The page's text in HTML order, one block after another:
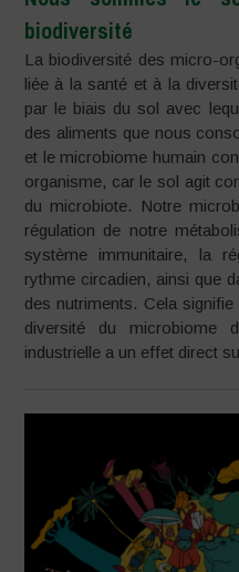
biodiversité
La biodiversité des micro-
liée à la santé et à la
par le biais du sol avec
des aliments que nous
et le microbiome humain
organisme, car le sol agit
du microbiote. Notre
régulation de notre
système immunitaire, la
rythme circadien, ainsi que
des nutriments. Cela
diversité du microbiome
industrielle a un effet direct